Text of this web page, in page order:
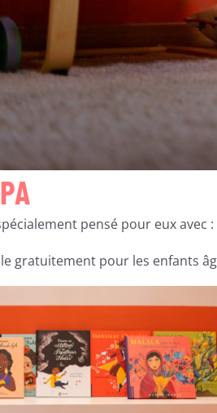
pensé pour eux
gratuitement pour les enfants